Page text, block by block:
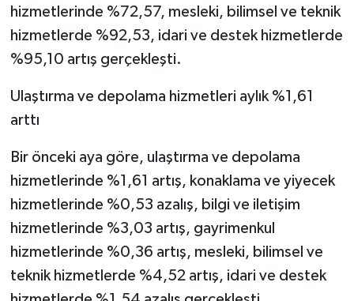
hizmetlerinde %72,57, mesleki, bilimsel ve teknik
hizmetlerde %92,53, idari ve destek hizmetlerde
%95,10 artış gerçekleşti.
Ulaştırma ve depolama hizmetleri aylık %1,61
arttı
Bir önceki aya göre, ulaştırma ve depolama
hizmetlerinde %1,61 artış, konaklama ve yiyecek
hizmetlerinde %0,53 azalış, bilgi ve iletişim
hizmetlerinde %3,03 artış, gayrimenkul
hizmetlerinde %0,36 artış, mesleki, bilimsel ve
teknik hizmetlerde %4,52 artış, idari ve destek